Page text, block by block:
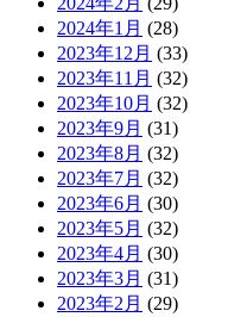
2024年1月 (28)
2023年12月 (33)
2023年11月 (32)
2023年10月 (32)
2023年9月 (31)
2023年8月 (32)
2023年7月 (32)
2023年6月 (30)
2023年5月 (32)
2023年4月 (30)
2023年3月 (31)
2023年2月 (29)